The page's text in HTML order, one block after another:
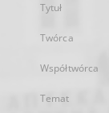
Tytuł
Twórca
Współtwórca
Temat